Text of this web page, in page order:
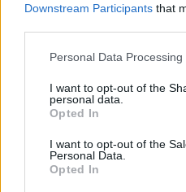
Downstream Participants that
Please note that this website/
not limited to your visit or
grant or deny consent to
use your data for below
consent section.
Personal Data
I want to opt-out of the
personal data.
Opted In
I want to opt-out of the
Personal Data.
Opted In